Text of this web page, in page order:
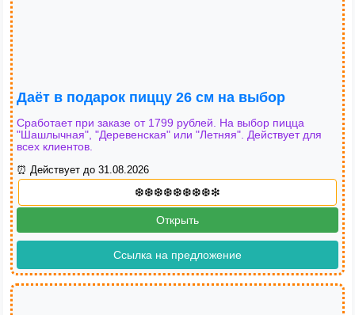
Даёт в подарок пиццу 26 см на выбор
Сработает при заказе от 1799 рублей. На выбор пицца
"Шашлычная", "Деревенская" или "Летняя". Действует для
всех клиентов.
⏰ Действует до 31.08.2026
Открыть
Ссылка на предложение